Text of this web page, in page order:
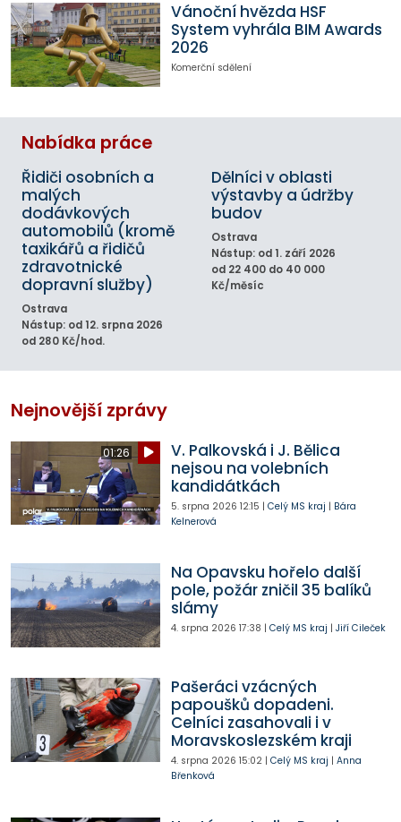
Vánoční hvězda HSF
System vyhrála BIM Awards
2026
Komerční sdělení
Nabídka práce
Řidiči osobních a
malých
dodávkových
automobilů (kromě
taxikářů a řidičů
zdravotnické
dopravní služby)
Ostrava
Nástup: od 12. srpna 2026
od 280 Kč/hod.
Dělníci v oblasti
výstavby a údržby
budov
Ostrava
Nástup: od 1. září 2026
od 22 400 do 40 000
Kč/měsíc
Nejnovější zprávy
01:26
V. Palkovská i J. Bělica
nejsou na volebních
kandidátkách
5. srpna 2026 12:15 | Celý MS kraj | Bára
Kelnerová
Na Opavsku hořelo další
pole, požár zničil 35 balíků
slámy
4. srpna 2026 17:38 | Celý MS kraj | Jiří Cileček
Pašeráci vzácných
papoušků dopadeni.
Celníci zasahovali i v
Moravskoslezském kraji
4. srpna 2026 15:02| Celý MS kraj | Anna
Břenková